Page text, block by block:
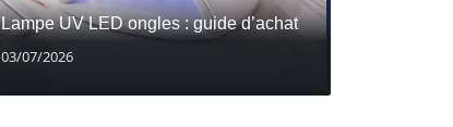
Lampe UV LED ongles : guide d’achat
03/07/2026